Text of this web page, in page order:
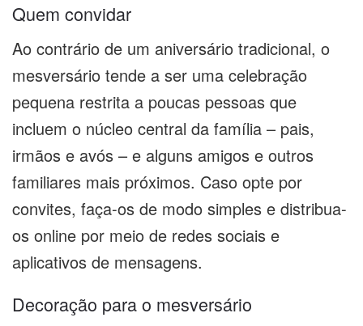
Quem convidar
Ao contrário de um aniversário tradicional, o
mesversário tende a ser uma celebração
pequena restrita a poucas pessoas que
incluem o núcleo central da família – pais,
irmãos e avós – e alguns amigos e outros
familiares mais próximos. Caso opte por
convites, faça-os de modo simples e distribua-
os online por meio de redes sociais e
aplicativos de mensagens.
Decoração para o mesversário